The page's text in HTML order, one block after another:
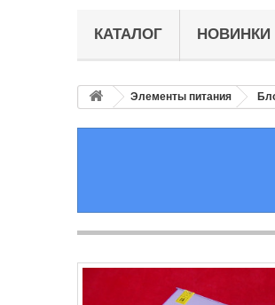
КАТАЛОГ НОВИНКИ
Элементы питания